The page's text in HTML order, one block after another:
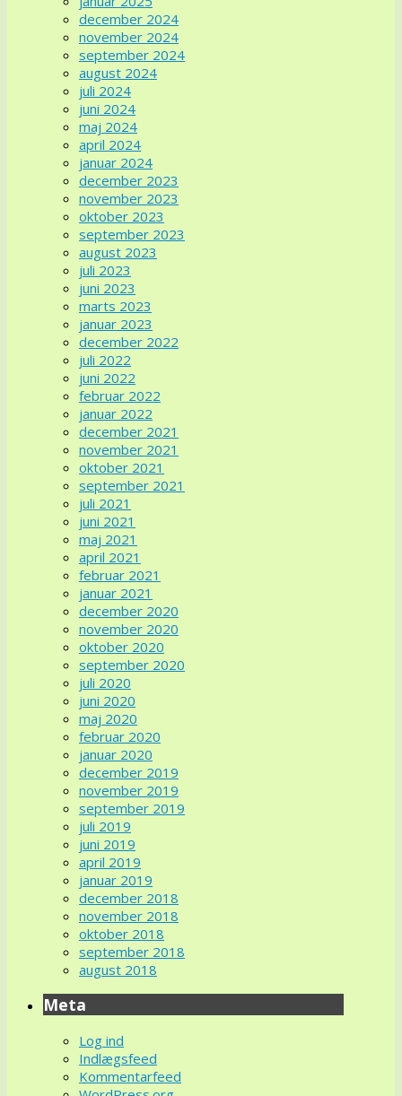
december 2024
november 2024
september 2024
august 2024
juli 2024
juni 2024
maj 2024
april 2024
januar 2024
december 2023
november 2023
oktober 2023
september 2023
august 2023
juli 2023
juni 2023
marts 2023
januar 2023
december 2022
juli 2022
juni 2022
februar 2022
januar 2022
december 2021
november 2021
oktober 2021
september 2021
juli 2021
juni 2021
maj 2021
april 2021
februar 2021
januar 2021
december 2020
november 2020
oktober 2020
september 2020
juli 2020
juni 2020
maj 2020
februar 2020
januar 2020
december 2019
november 2019
september 2019
juli 2019
juni 2019
april 2019
januar 2019
december 2018
november 2018
oktober 2018
september 2018
august 2018
Meta
Log ind
Indlægsfeed
Kommentarfeed